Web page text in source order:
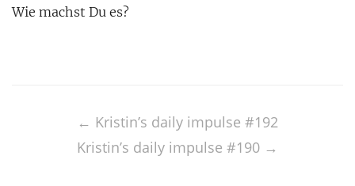
Wie machst Du es?
navigation
← Kristin’s daily impulse #192
Kristin’s daily impulse #190 →